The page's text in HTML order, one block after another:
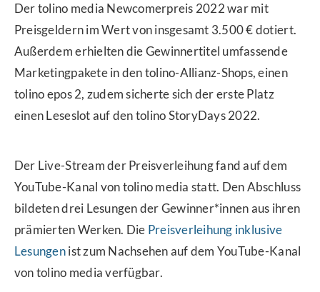
Der tolino media Newcomerpreis 2022 war mit
Preisgeldern im Wert von insgesamt 3.500 € dotiert.
Außerdem erhielten die Gewinnertitel umfassende
Marketingpakete in den tolino-Allianz-Shops, einen
tolino epos 2, zudem sicherte sich der erste Platz
einen Leseslot auf den tolino StoryDays 2022.
Der Live-Stream der Preisverleihung fand auf dem
YouTube-Kanal von tolino media statt. Den Abschluss
bildeten drei Lesungen der Gewinner*innen aus ihren
prämierten Werken. Die Preisverleihung inklusive
Lesungenist zum Nachsehen auf dem YouTube-Kanal
von tolino media verfügbar.